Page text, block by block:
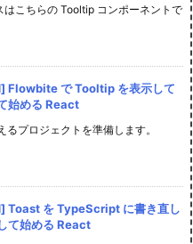
はこちらの Tooltip コンポーネントで
で Tooltip を表示して
始める React
プロジェクトを準備します。
を TypeScript に書き直し
て始める React